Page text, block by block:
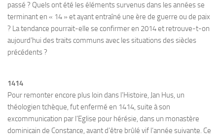
passé ? Quels ont été les éléments survenus dans les années se
terminant en « 14 » et ayant entraîné une ère de guerre ou de paix
? La tendance pourrait-elle se confirmer en 2014 et retrouve-t-on
aujourd’hui des traits communs avec les situations des siècles
précédents ?
1414
Pour remonter encore plus loin dans l’Histoire, Jan Hus, un
théologien tchèque, fut enfermé en 1414, suite à son
excommunication par l’Eglise pour hérésie, dans un monastère
dominicain de Constance, avant d’être brûlé vif l’année suivante. Ce